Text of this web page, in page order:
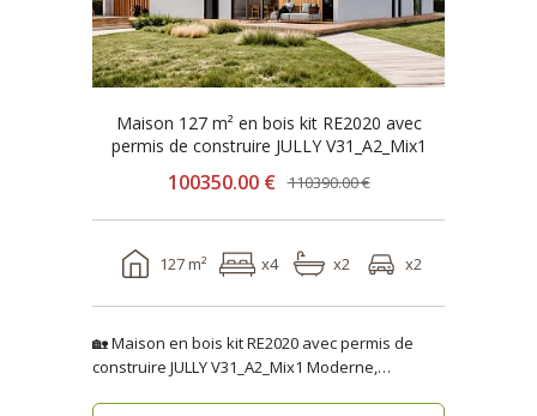
Maison 127 m² en bois kit RE2020 avec
permis de construire JULLY V31_A2_Mix1
100350.00 € 110390.00 €
127 m² x4 x2 x2
🏡 Maison en bois kit RE2020 avec permis de
construire JULLY V31_A2_Mix1 Moderne,